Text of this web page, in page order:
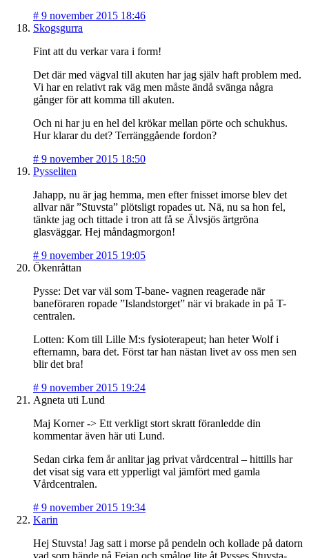
# 9 november 2015 18:46
Skogsgurra
Fint att du verkar vara i form!
Det där med vägval till akuten har jag själv haft problem med.
Vi har en relativt rak väg men måste ändå svänga några
gånger för att komma till akuten.
Och ni har ju en hel del krökar mellan pörte och schukhus.
Hur klarar du det? Terränggående fordon?
# 9 november 2015 18:50
Pysseliten
Jahapp, nu är jag hemma, men efter fnisset imorse blev det
allvar när ”Stuvsta” plötsligt ropades ut. Nä, nu sa hon fel,
tänkte jag och tittade i tron att få se Älvsjös ärtgröna
glasväggar. Hej måndagmorgon!
# 9 november 2015 19:05
Ökenråttan
Pysse: Det var väl som T-bane- vagnen reagerade när
baneföraren ropade ”Islandstorget” när vi brakade in på T-
centralen.
Lotten: Kom till Lille M:s fysioterapeut; han heter Wolf i
efternamn, bara det. Först tar han nästan livet av oss men sen
blir det bra!
# 9 november 2015 19:24
Agneta uti Lund
Maj Korner -> Ett verkligt stort skratt föranledde din
kommentar även här uti Lund.
Sedan cirka fem år anlitar jag privat vårdcentral – hittills har
det visat sig vara ett ypperligt val jämfört med gamla
Vårdcentralen.
# 9 november 2015 19:34
Karin
Hej Stuvsta! Jag satt i morse på pendeln och kollade på datorn
vad som hände på Fejan och smålog lite åt Pysses Stuvsta-